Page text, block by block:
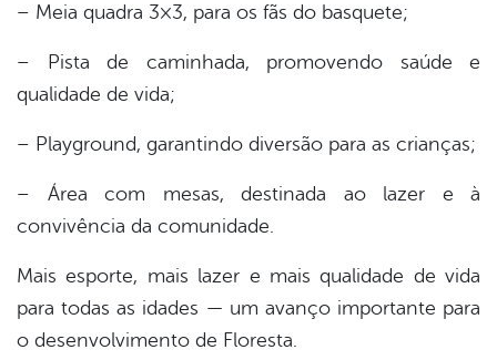
– Meia quadra 3×3, para os fãs do basquete;
– Pista de caminhada, promovendo saúde e
qualidade de vida;
– Playground, garantindo diversão para as crianças;
– Área com mesas, destinada ao lazer e à
convivência da comunidade.
Mais esporte, mais lazer e mais qualidade de vida
para todas as idades — um avanço importante para
o desenvolvimento de Floresta.